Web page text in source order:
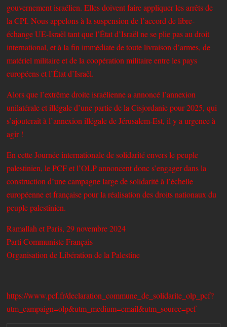
gouvernement israélien. Elles doivent faire appliquer les arrêts de
la CPI. Nous appelons à la suspension de l’accord de libre-
échange UE-Israël tant que l’État d’Israël ne se plie pas au droit
international, et à la fin immédiate de toute livraison d’armes, de
matériel militaire et de la coopération militaire entre les pays
européens et l’État d’Israël.
Alors que l’extrême droite israélienne a annoncé l’annexion
unilatérale et illégale d’une partie de la Cisjordanie pour 2025, qui
s’ajouterait à l’annexion illégale de Jérusalem-Est, il y a urgence à
agir !
En cette Journée internationale de solidarité envers le peuple
palestinien, le PCF et l’OLP annoncent donc s’engager dans la
construction d’une campagne large de solidarité à l’échelle
européenne et française pour la réalisation des droits nationaux du
peuple palestinien.
Ramallah et Paris, 29 novembre 2024
Parti Communiste Français
Organisation de Libération de la Palestine
https://www.pcf.fr/declaration_commune_de_solidarite_olp_pcf?
utm_campaign=olp&utm_medium=email&utm_source=pcf